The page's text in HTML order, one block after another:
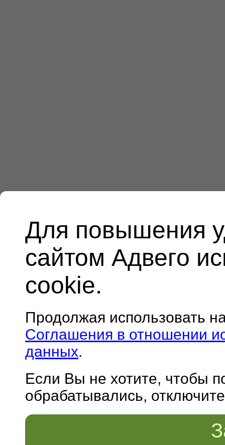
Для повышения
сайтом Адвего
cookie.
Продолжая использовать
Соглашения в отношении
данных.
Если Вы не хотите, чтобы
обрабатывались,